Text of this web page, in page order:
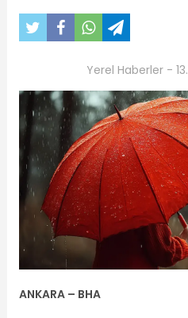
Yerel Haberler -
ANKARA – BHA